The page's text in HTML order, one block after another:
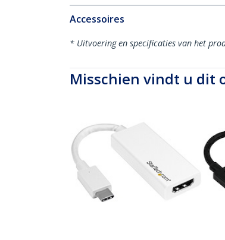
Accessoires
* Uitvoering en specificaties van het
Misschien vindt u dit